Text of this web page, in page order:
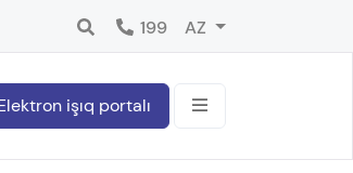
199 AZ
işıq portalı